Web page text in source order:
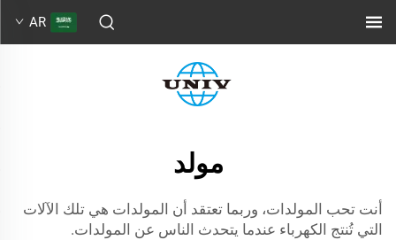
AR
مولد
أنت تحب المولدات، وربما تعتقد أن المولدات هي تلك الآلات
التي تُنتج الكهرباء عندما يتحدث الناس عن المولدات.